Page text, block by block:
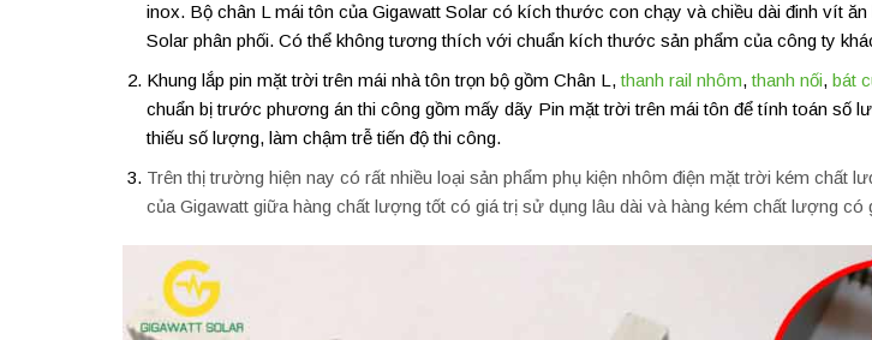
inox. Bộ chân L mái tôn của Gigawatt Solar có kích thước con chạy và chiều dài đinh vít
Solar phân phối. Có thể không tương thích với chuẩn kích thước sản phẩm của công ty
Khung lắp pin mặt trời trên mái nhà tôn trọn bộ gồm Chân L,thanh rail nhôm,thanh nối, bát
chuẩn bị trước phương án thi công gồm mấy dãy Pin mặt trời trên mái tôn để tính toán số
thiếu số lượng, làm chậm trễ tiến độ thi công.
Trên thị trường hiện nay có rất nhiều loại sản phẩm phụ kiện nhôm điện mặt trời kém chất
của Gigawatt giữa hàng chất lượng tốt có giá trị sử dụng lâu dài và hàng kém chất lượng có